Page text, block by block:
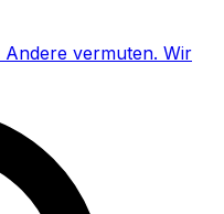
Andere vermuten. Wir